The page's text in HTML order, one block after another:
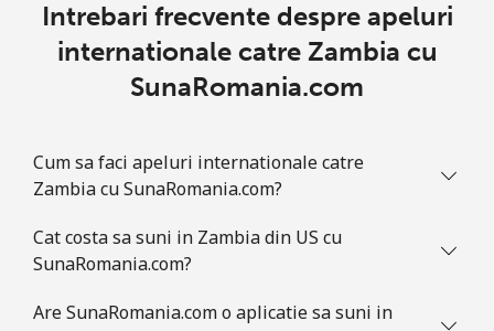
Intrebari frecvente despre apeluri
internationale catre Zambia cu
SunaRomania.com
Cum sa faci apeluri internationale catre
Zambia cu SunaRomania.com?
Cat costa sa suni in Zambia din US cu
SunaRomania.com?
Are SunaRomania.com o aplicatie sa suni in